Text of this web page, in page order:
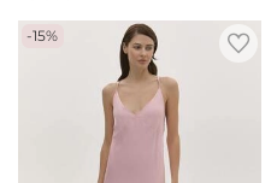
-15%